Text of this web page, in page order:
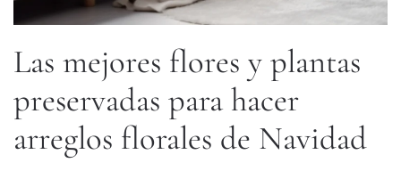
Las mejores flores y plantas
preservadas para hacer
arreglos florales de Navidad